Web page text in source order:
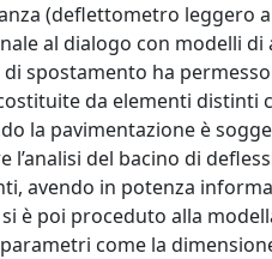
(deflettometro leggero
al dialogo con modelli
spostamento ha
da elementi distinti
la pavimentazione è
del bacino di
avendo in potenza
è poi proceduto alla
come la